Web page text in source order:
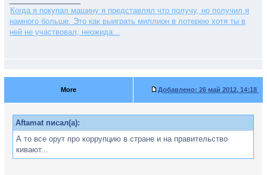
Когда я покупал машину я представлял что получу, но получил я
намного больше. Это как выиграть миллион в лотерею хотя ты в
ней не участвовал, неожида...
More Добавлено: 26 май 2012, 14:18
Aftamat писал(а):
А то все орут про коррупцию в стране и на правительство
кивают...